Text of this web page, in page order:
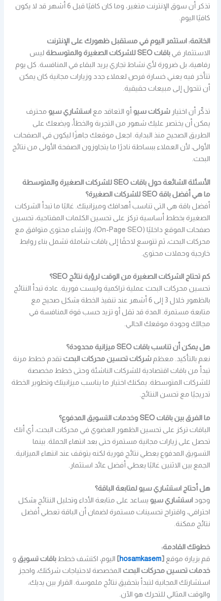
تذكر أن سوق الإنترنت متغير، وما كان كافيًا قبل 6 أشهر قد لا يكون
كافيًا اليوم.
الخاتمة: استثمر اليوم في مستقبل ظهورك على الإنترنت
الاستثمار فيباقات SEO للشركات الصغيرة والمتوسطة
ليس
رفاهية، بل ضرورة لأي نشاط تجاري يريد البقاء في المنافسة. كل يوم
تتأخر فيه يعني خسارة فرص لعملاء جدد وزيارات مجانية كان يمكن
أن تتحول إلى مبيعات حقيقية.
تذكّر أن اختيارشركات سيو أو التعاقد معاستشاري سيو محترف
يمكن أن يختصر عليك شهور من التجربة والخطأ، ويضعك على
الطريق الصحيح منذ البداية. اجعل موقعك جاهزًا ليكون في الصفحات
الأولى، لأن العملاء ببساطة نادرًا ما يتجاوزون الصفحة الأولى من نتائج
البحث.
الأسئلة الشائعة حول باقات SEO للشركات الصغيرة والمتوسطة
ما هي أفضل باقة SEO للشركات الصغيرة؟
أفضل باقة هي التي تناسب أهدافك وميزانيتك. غالبًا ما تبدأ الشركات
الصغيرة بخطط أساسية تركز على تحسين الكلمات المفتاحية، تحسين
صفحات الموقع داخليًا (On-Page SEO)، وإنشاء محتوى متوافق مع
محركات البحث، ثم تتوسع لاحقًا إلى باقات شاملة تشمل بناء روابط
خارجية وحملات محتوى.
كم تحتاج الشركات الصغيرة من الوقت لرؤية نتائج SEO؟
تحسين محركات البحث عملية تراكمية وليست فورية. عادة تبدأ النتائج
بالظهور خلال 3 إلى 6 أشهر عند تنفيذ الخطة بشكل صحيح مع
متابعة مستمرة. المدة قد تقل أو تزيد حسب قوة المنافسة في
مجالك وجودة موقعك الحالي.
هل يمكن أن تناسب باقات SEO ميزانية محدودة؟
نعم بالتأكيد. معظمشركات تحسين محركات البحث تقدم خطط مرنة
تبدأ من باقات اقتصادية للشركات الناشئة وحتى خطط مخصصة
للشركات المتوسطة. يمكنك اختيار ما يناسب ميزانيتك وتطوير الخطة
تدريجيًا مع تحسن النتائج.
ما الفرق بين باقات SEO وخدمات التسويق المدفوع؟
الباقات تركز على تحسين الظهور العضوي في محركات البحث، أي أنك
تحصل على زيارات مجانية مستمرة حتى بعد انتهاء الحملة. بينما
التسويق المدفوع يعطي نتائج فورية لكنه يتوقف عند انتهاء الميزانية.
الجمع بين الاثنين غالبًا يعطي أفضل عائد استثمار.
هل أحتاج استشاري سيو لمتابعة الباقة؟
وجوداستشاري سيو يساعد على متابعة الأداء وتحليل النتائج بشكل
احترافي، واقتراح تحسينات مستمرة لضمان أن الباقة تعطي أفضل
نتائج ممكنة.
خطوتك القادمة:
قم بزيارة موقع [
hosamkasem
] اليوم، اكتشف خططباقات تسويق و
خدمات تحسين محركات البحث المخصصة لاحتياجات شركتك، واحجز
استشارتك المجانية لتبدأ بتحقيق نتائج ملموسة. القرار بين يديك،
والوقت المثالي للتحرك هو الآن.